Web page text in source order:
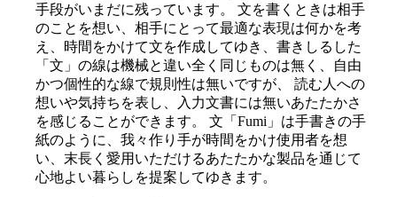
手段がいまだに残っています。 文を書くときは相手
のことを想い、相手にとって最適な表現は何かを考
え、時間をかけて文を作成してゆき、書きしるした
「文」の線は機械と違い全く同じものは無く、自由
かつ個性的な線で規則性は無いですが、 読む人への
想いや気持ちを表し、入力文書には無いあたたかさ
を感じることができます。 文「Fumi」は手書きの手
紙のように、我々作り手が時間をかけ使用者を想
い、末長く愛用いただけるあたたかな製品を通じて
心地よい暮らしを提案してゆきます。